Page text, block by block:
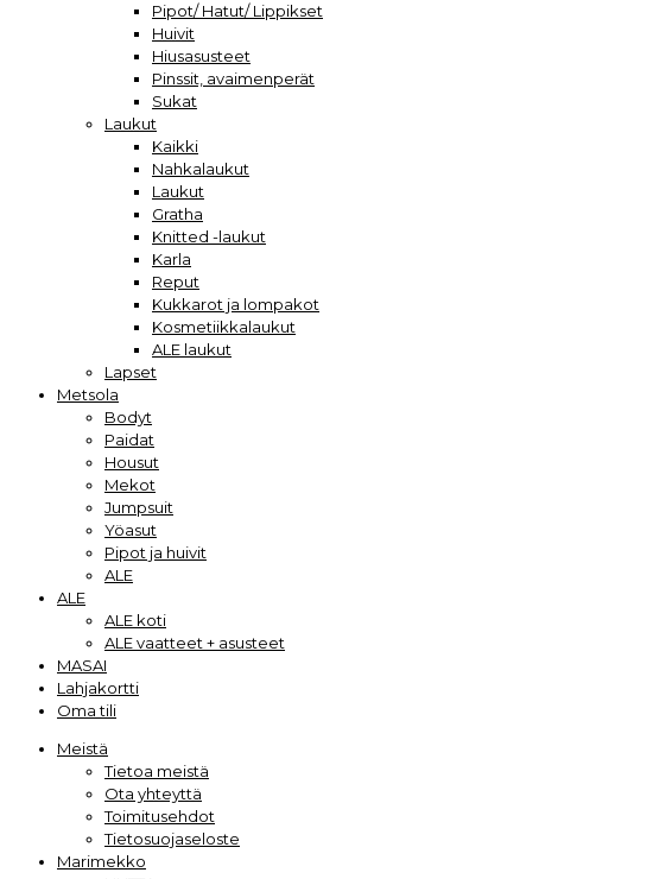
Pipot/ Hatut/ Lippikset
Huivit
Hiusasusteet
Pinssit, avaimenperät
Sukat
Laukut
Kaikki
Nahkalaukut
Laukut
Gratha
Knitted -laukut
Karla
Reput
Kukkarot ja lompakot
Kosmetiikkalaukut
ALE laukut
Lapset
Metsola
Bodyt
Paidat
Housut
Mekot
Jumpsuit
Yöasut
Pipot ja huivit
ALE
ALE
ALE koti
ALE vaatteet + asusteet
MASAI
Lahjakortti
Oma tili
Meistä
Tietoa meistä
Ota yhteyttä
Toimitusehdot
Tietosuojaseloste
Marimekko